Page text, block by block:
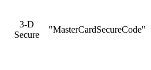
3-D
Secure
"MasterCardSecureCode"